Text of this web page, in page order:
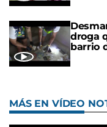
droga
barrio
MÁS EN VÍDEO